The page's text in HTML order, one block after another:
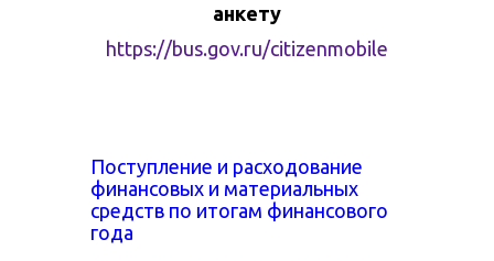
анкету
https://bus.gov.ru/citizenmobile
Поступление и расходование
финансовых и материальных
средств по итогам финансового
года